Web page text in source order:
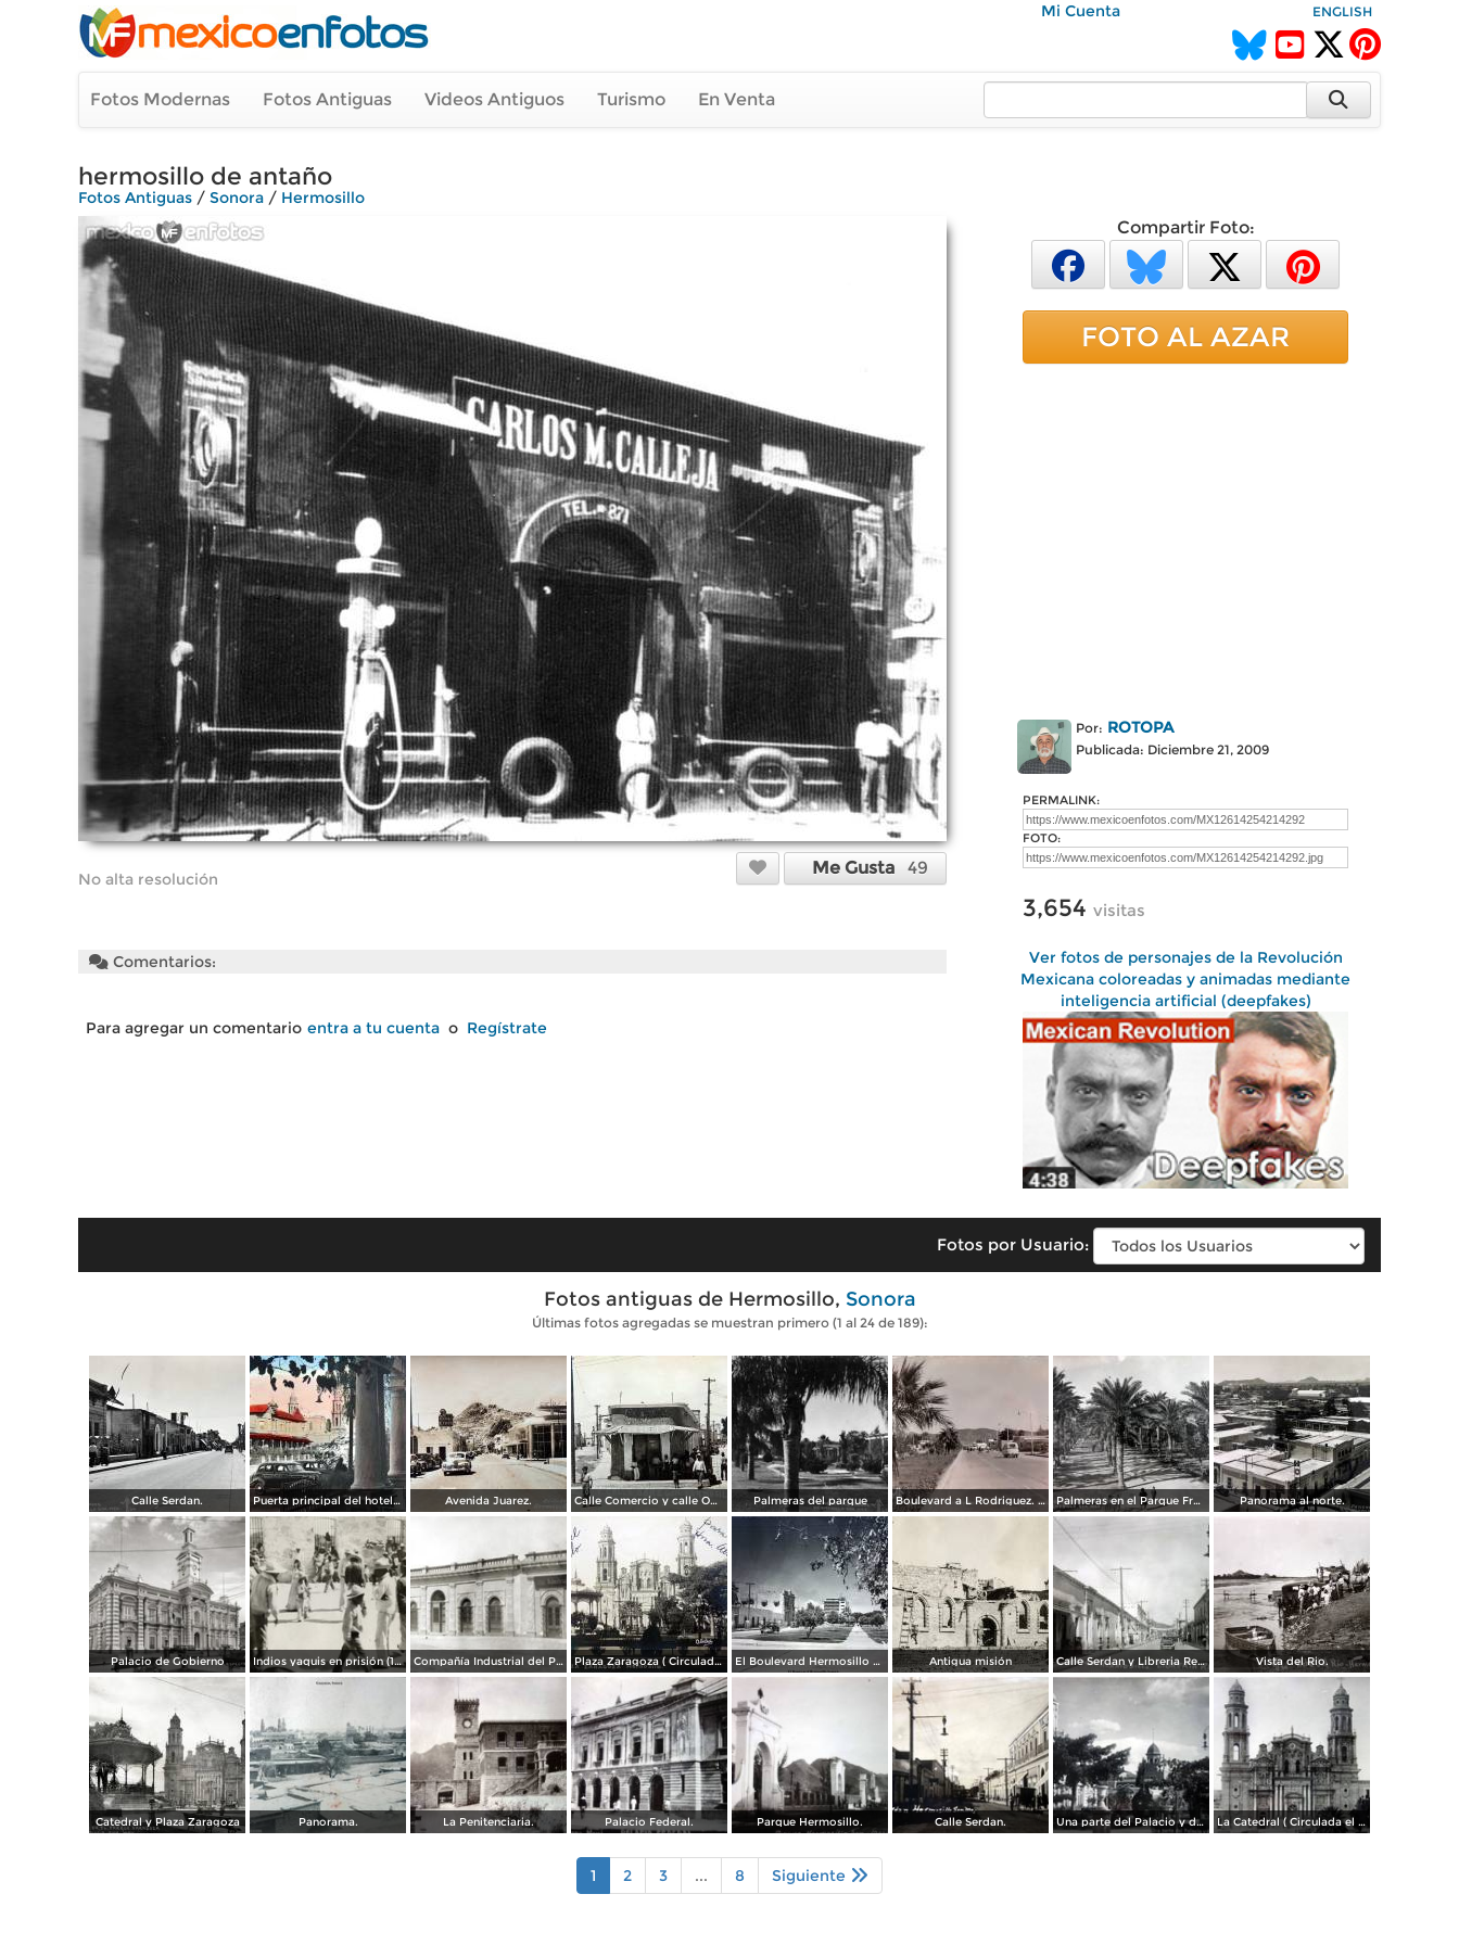
Mi Cuenta ENGLISH
Fotos Modernas Fotos Antiguas Videos Antiguos Turismo En Venta
hermosillo de antaño
Fotos Antiguas / Sonora / Hermosillo
No alta resolución
Me Gusta 49
Comentarios:
Para agregar un comentario entra a tu cuenta o Regístrate
Compartir Foto:
FOTO AL AZAR
Por: ROTOPA
Publicada: Diciembre 21, 2009
PERMALINK:
FOTO:
3,654 visitas
Ver fotos de personajes de la Revolución
Mexicana coloreadas y animadas mediante
inteligencia artificial (deepfakes)
Fotos por Usuario:
Fotos antiguas de Hermosillo, Sonora
Últimas fotos agregadas se muestran primero (1 al 24 de 189):
Calle Serdan. Puerta principal del hotel Ramos. ( Circulada el 29 de Enero de 1942 ). Avenida Juarez. Calle Comercio y calle Obregon. Palmeras del parque Boulevard a L Rodriguez. ( Circulada el 7 de Agosto de 1961 ). Palmeras en el Parque Francisco I Madero. Panorama al norte.
Palacio de Gobierno Indios yaquis en prisión (1908) Compañía Industrial del Pacífico (1908) Plaza Zaragoza ( Circulada el 27 de Enero de 1913 ). El Boulevard Hermosillo Sonora. Antigua misión Calle Serdan y Libreria Renacimiento. Vista del Rio.
Catedral y Plaza Zaragoza Panorama. La Penitenciaria. Palacio Federal. Parque Hermosillo. Calle Serdan. Una parte del Palacio y de la Plaza ( Circulada el 9 de Enero de 1911 ). La Catedral ( Circulada el 9 de Enero de 1911 ).
1 2 3 ... 8 Siguiente